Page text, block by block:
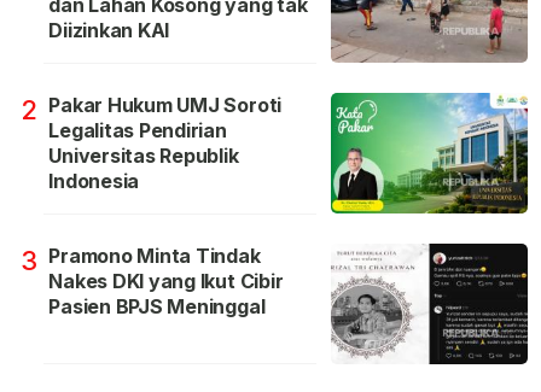
dan Lahan Kosong yang tak
Diizinkan KAI
2 Pakar Hukum UMJ Soroti
Legalitas Pendirian
Universitas Republik
Indonesia
3 Pramono Minta Tindak
Nakes DKI yang Ikut Cibir
Pasien BPJS Meninggal